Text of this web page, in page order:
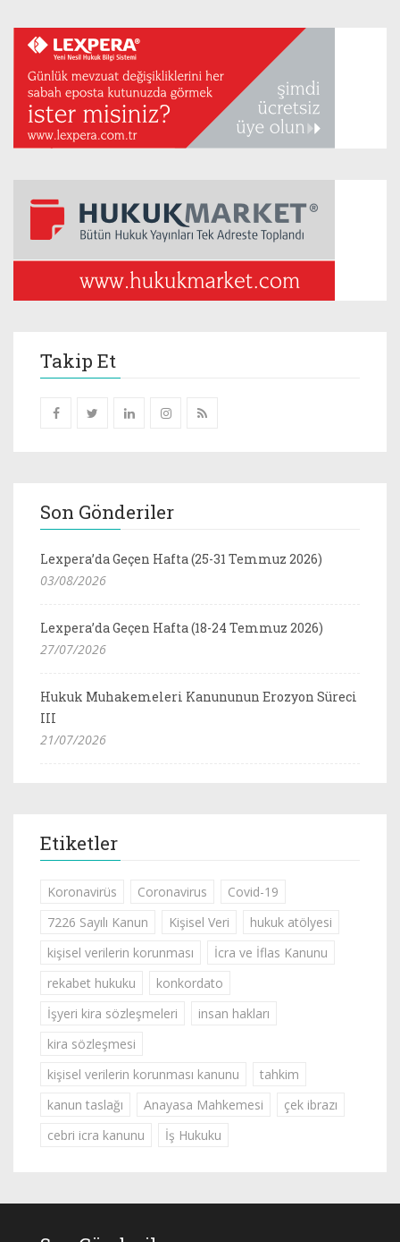
Takip Et
Son Gönderiler
Lexpera’da Geçen Hafta (25-31 Temmuz 2026)
03/08/2026
Lexpera’da Geçen Hafta (18-24 Temmuz 2026)
27/07/2026
Hukuk Muhakemeleri Kanununun Erozyon Süreci
III
21/07/2026
Etiketler
Koronavirüs Coronavirus
Covid-19
7226 Sayılı Kanun
Kişisel Veri
hukuk atölyesi
kişisel verilerin korunması
İcra ve İflas Kanunu
rekabet hukuku
konkordato
İşyeri kira sözleşmeleri
insan hakları
kira sözleşmesi
kişisel verilerin korunması kanunu
tahkim
kanun taslağı
Anayasa Mahkemesi
çek ibrazı
cebri icra kanunu
İş Hukuku